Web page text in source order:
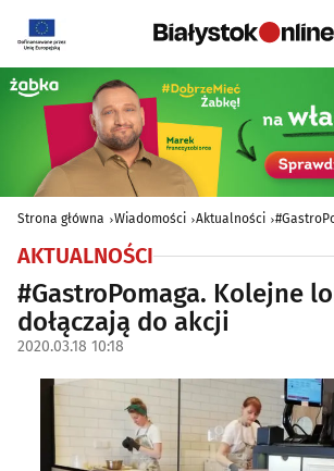
Strona główna Wiadomości Aktualności
AKTUALNOŚCI
#GastroPomaga. Kolejne
dołączają do akcji
2020.03.18 10:18